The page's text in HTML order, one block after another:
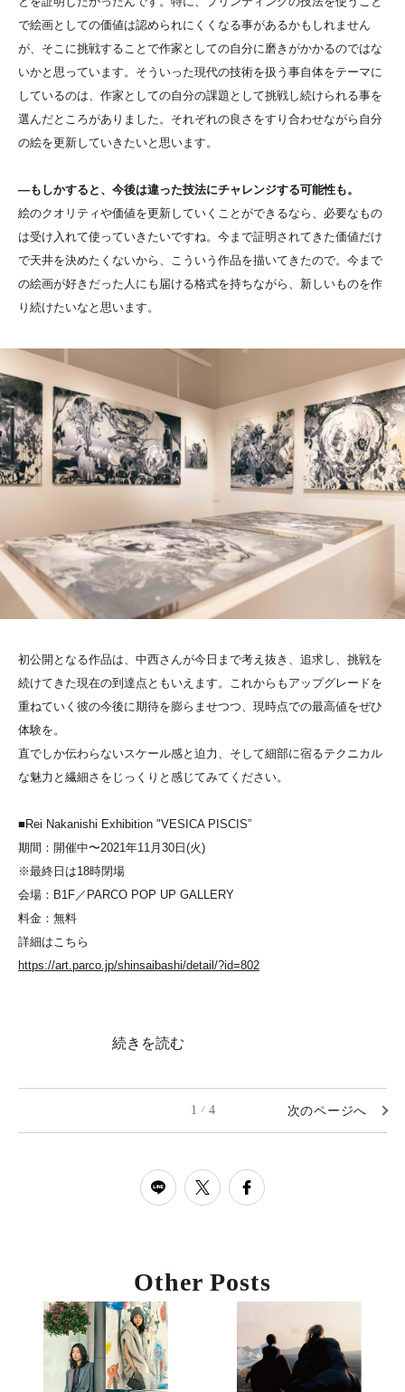
で絵画としての価値は認められにくくなる事があるかもしれません
が、そこに挑戦することで作家としての自分に磨きがかかるのではな
いかと思っています。そういった現代の技術を扱う事自体をテーマに
しているのは、作家としての自分の課題として挑戦し続けられる事を
選んだところがありました。それぞれの良さをすり合わせながら自分
の絵を更新していきたいと思います。
―もしかすると、今後は違った技法にチャレンジする可能性も。
絵のクオリティや価値を更新していくことができるなら、必要なもの
は受け入れて使っていきたいですね。今まで証明されてきた価値だけ
で天井を決めたくないから、こういう作品を描いてきたので。今まで
の絵画が好きだった人にも届ける格式を持ちながら、新しいものを作
り続けたいなと思います。
初公開となる作品は、中西さんが今日まで考え抜き、追求し、挑戦を
続けてきた現在の到達点ともいえます。これからもアップグレードを
重ねていく彼の今後に期待を膨らませつつ、現時点での最高値をぜひ
体験を。
直でしか伝わらないスケール感と迫力、そして細部に宿るテクニカル
な魅力と繊細さをじっくりと感じてみてください。
■Rei Nakanishi Exhibition "VESICA PISCIS”
期間：開催中〜2021年11月30日(火)
※最終日は18時閉場
会場：B1F／PARCO POP UP GALLERY
料金：無料
詳細はこちら
https://art.parco.jp/shinsaibashi/detail/?id=802
続きを読む
1 / 4 次のページへ
Other Posts